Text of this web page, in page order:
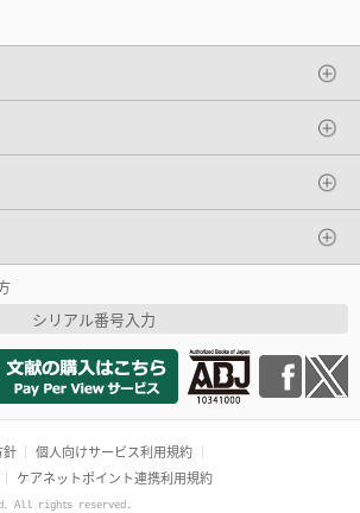
シリアル番号入力
針
個人向けサービス利用規約
ケアネットポイント連携利用規約
All rights reserved.